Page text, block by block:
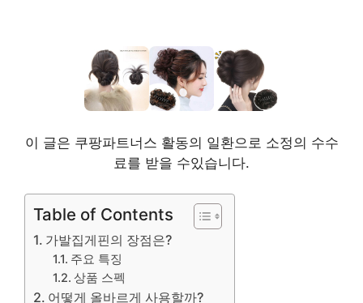
이 글은 쿠팡파트너스 활동의 일환으로 소정의 수수
료를 받을 수있습니다.
Table of Contents
가발집게핀의 장점은?
주요 특징
상품 스펙
어떻게 올바르게 사용할까?